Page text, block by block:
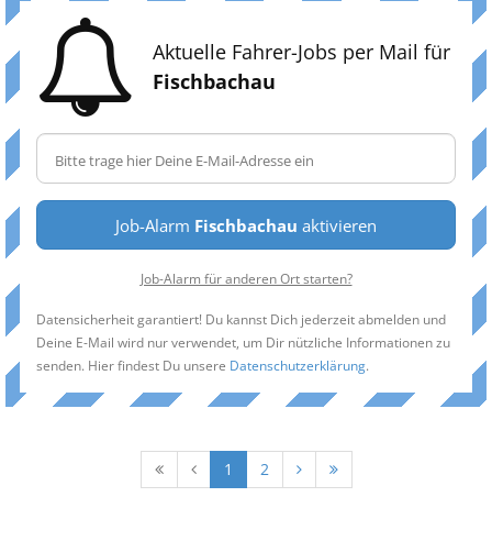
Aktuelle Fahrer-Jobs per Mail für
Fischbachau
Job-Alarm Fischbachau aktivieren
Job-Alarm für anderen Ort starten?
Datensicherheit garantiert! Du kannst Dich jederzeit abmelden und
Deine E-Mail wird nur verwendet, um Dir nützliche Informationen zu
senden. Hier findest Du unsere Datenschutzerklärung.
1 2